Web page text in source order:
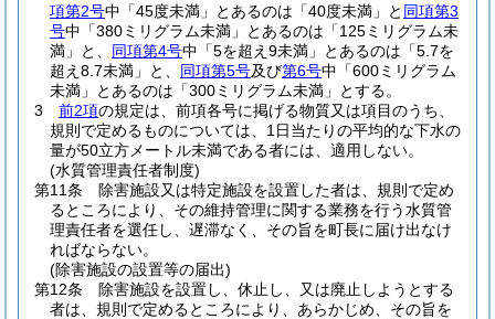
項第2号中「45度未満」とあるのは「40度未満」と 同項第3
号中「380ミリグラム未満」とあるのは「125ミリグラム未
満」と、 同項第4号中「5を超え9未満」とあるのは「5.7を
超え8.7未満」と、 同項第5号及び第6号中「600ミリグラム
未満」とあるのは「300ミリグラム未満」とする。
3
前2項の規定は、前項各号に掲げる物質又は項目のうち、
規則で定めるものについては、1日当たりの平均的な下水の
量が50立方メートル未満である者には、適用しない。
(水質管理責任者制度)
第11条
除害施設又は特定施設を設置した者は、規則で定め
るところにより、その維持管理に関する業務を行う水質管
理責任者を選任し、遅滞なく、その旨を町長に届け出なけ
ればならない。
(除害施設の設置等の届出)
第12条
除害施設を設置し、休止し、又は廃止しようとする
者は、規則で定めるところにより、あらかじめ、その旨を